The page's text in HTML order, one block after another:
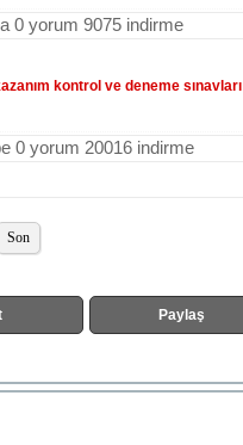
0 yorum 9075 indirme
kontrol ve deneme sınavları
0 yorum 20016 indirme
Son
Paylaş